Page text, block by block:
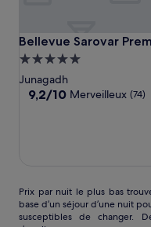
Bellevue
Sarovar
Premiere
Junagadh
Bellevue Sarovar
Bellevue Sarovar
Hébergement
5.0 étoiles
Junagadh
9.2
9,2/10 Merveilleux (74)
Prix
par
nuit
Prix par nuit le plus bas
base d’un séjour d’une nuit
susceptibles de changer.